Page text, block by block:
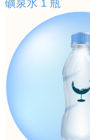
礦泉水 1 瓶